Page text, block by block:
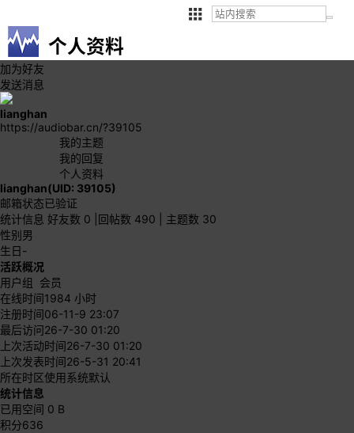
个人资料
加为好友
发送消息
lianghan
https://audiobar.cn/?39105
我的主题
我的回复
个人资料
lianghan(UID: 39105)
邮箱状态已验证
统计信息 好友数 0 回帖数 490
主题数 30
性别男
生日-
活跃概况
用户组 会员
在线时间1984 小时
注册时间06-11-9 23:07
最后访问26-7-30 01:20
上次活动时间26-7-30 01:20
上次发表时间26-5-31 20:41
所在时区使用系统默认
统计信息
已用空间 0 B
积分636